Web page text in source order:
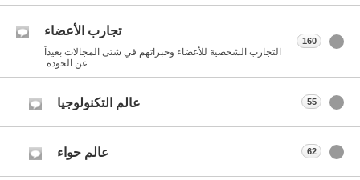
تجارب الأعضاء
التجارب الشخصية للأعضاء وخبراتهم في شتى المجالات بعيداً
عن الجودة.
160
عالم التكنولوجيا 55
عالم حواء 62